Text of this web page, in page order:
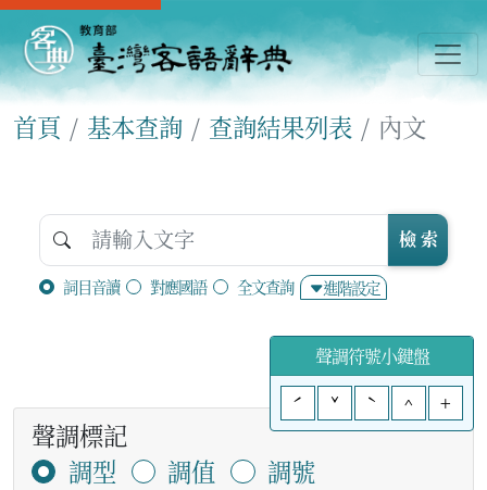
首頁 基本查詢 查詢結果列表 內文
詞目音讀 對應國語 全文查詢 進階設定
檢 索
聲調符號小鍵盤
ˊ
ˇ ˋ ^ +
聲調標記
調型
調值
調號